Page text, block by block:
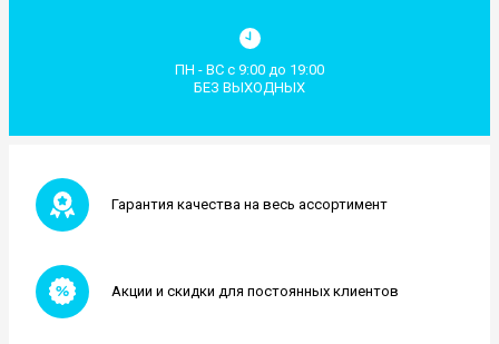
ПН - ВС с 9:00 до 19:00
БЕЗ ВЫХОДНЫХ
Гарантия качества на весь ассортимент
Акции и скидки для постоянных клиентов